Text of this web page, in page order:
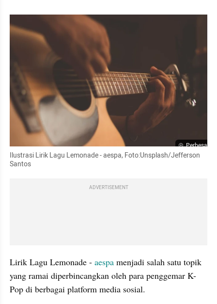
Perbesar
Ilustrasi Lirik Lagu Lemonade - aespa, Foto:Unsplash/Jefferson
Santos
ADVERTISEMENT
Lirik Lagu Lemonade - aespa menjadi salah satu topik
yang ramai diperbincangkan oleh para penggemar K-
Pop di berbagai platform media sosial.